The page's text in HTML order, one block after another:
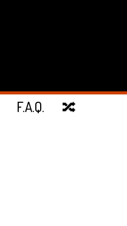
F.A.Q. 🔀